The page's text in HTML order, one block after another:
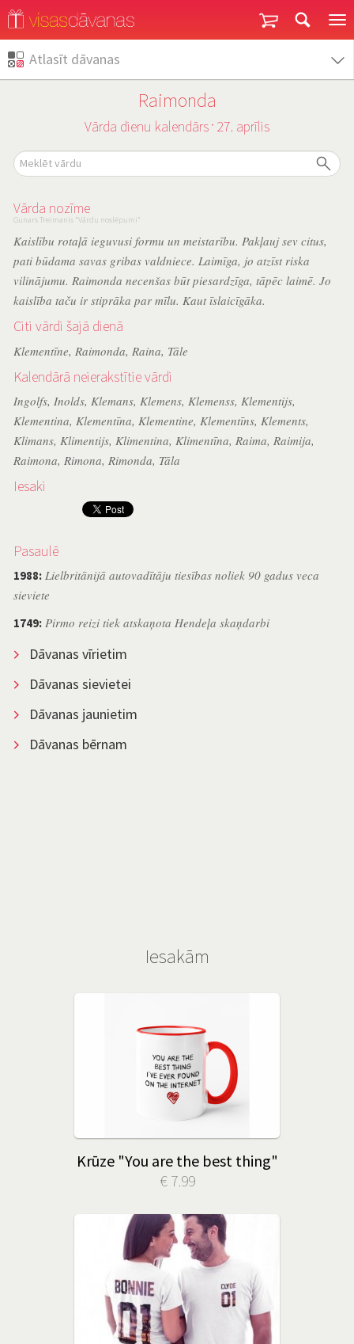
Atlasīt dāvanas
Raimonda
Vārda dienu kalendārs ˙ 27. aprīlis
Vārda nozīme
Gunars Treimanis "Vārdu noslēpumi"
Kaislību rotaļā ieguvusi formu un meistarību. Pakļauj sev citus,
pati būdama savas gribas valdniece. Laimīga, jo atzīst riska
vilinājumu. Raimonda necenšas būt piesardzīga, tāpēc laimē. Jo
kaislība taču ir stiprāka par mīlu. Kaut īslaicīgāka.
Citi vārdi šajā dienā
Klementīne, Raimonda, Raina, Tāle
Kalendārā neierakstītie vārdi
Ingolfs, Inolds, Klemans, Klemens, Klemenss, Klementijs,
Klementina, Klementīna, Klementine, Klementīns, Klements,
Klimans, Klimentijs, Klimentina, Klimentīna, Raima, Raimija,
Raimona, Rimona, Rimonda, Tāla
Iesaki
Pasaulē
1988: Lielbritānijā autovadītāju tiesības noliek 90 gadus veca
sieviete
1749: Pirmo reizi tiek atskaņota Hendeļa skaņdarbi
Dāvanas vīrietim
Dāvanas sievietei
Dāvanas jaunietim
Dāvanas bērnam
Iesakām
Krūze "You are the best thing"
€ 7.99